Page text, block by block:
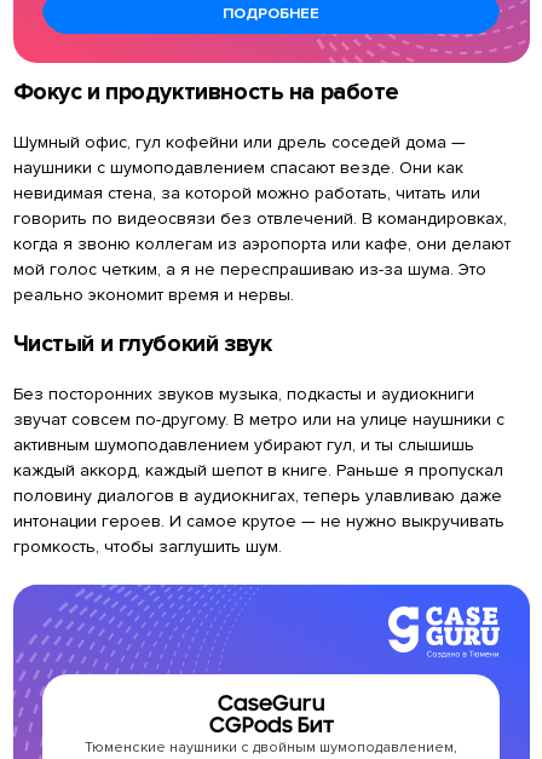
ПОДРОБНЕЕ
Фокус и продуктивность на работе
Шумный офис, гул кофейни или дрель соседей дома —
наушники с шумоподавлением спасают везде. Они как
невидимая стена, за которой можно работать, читать или
говорить по видеосвязи без отвлечений. В командировках,
когда я звоню коллегам из аэропорта или кафе, они делают
мой голос четким, а я не переспрашиваю из-за шума. Это
реально экономит время и нервы.
Чистый и глубокий звук
Без посторонних звуков музыка, подкасты и аудиокниги
звучат совсем по-другому. В метро или на улице наушники с
активным шумоподавлением убирают гул, и ты слышишь
каждый аккорд, каждый шепот в книге. Раньше я пропускал
половину диалогов в аудиокнигах, теперь улавливаю даже
интонации героев. И самое крутое — не нужно выкручивать
громкость, чтобы заглушить шум.
CaseGuru
CGPods Бит
Тюменские наушники с двойным шумоподавлением,